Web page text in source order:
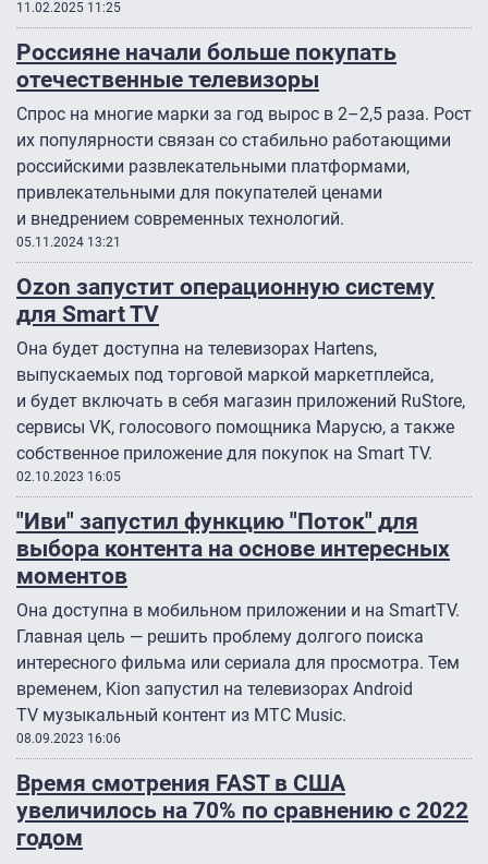
11.02.2025 11:25
Россияне начали больше покупать
отечественные телевизоры
Спрос на многие марки за год вырос в 2–2,5 раза. Рост
их популярности связан со стабильно работающими
российскими развлекательными платформами,
привлекательными для покупателей ценами
и внедрением современных технологий.
05.11.2024 13:21
Ozon запустит операционную систему
для Smart TV
Она будет доступна на телевизорах Hartens,
выпускаемых под торговой маркой маркетплейса,
и будет включать в себя магазин приложений RuStore,
сервисы VK, голосового помощника Марусю, а также
собственное приложение для покупок на Smart TV.
02.10.2023 16:05
"Иви" запустил функцию "Поток" для
выбора контента на основе интересных
моментов
Она доступна в мобильном приложении и на SmartTV.
Главная цель — решить проблему долгого поиска
интересного фильма или сериала для просмотра. Тем
временем, Kion запустил на телевизорах Android
TV музыкальный контент из МТС Music.
08.09.2023 16:06
Время смотрения FAST в США
увеличилось на 70% по сравнению с 2022
годом